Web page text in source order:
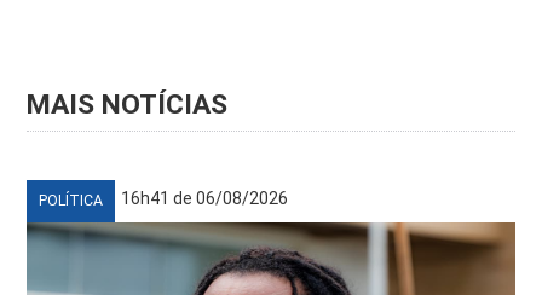
MAIS NOTÍCIAS
POLÍTICA 16h41 de 06/08/2026